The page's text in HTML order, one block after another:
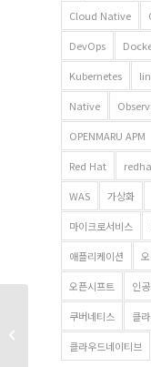
Cloud Native
DevOps
Kubernetes
Native
OPENMARU APM
Red Hat
WAS 가상화
마이크로서비스
애플리케이션
오픈시프트 인
쿠버네티스 클
클라우드네이티브
Kafka – 05. 마케터가
chatGPT로 배우는
도입 방법